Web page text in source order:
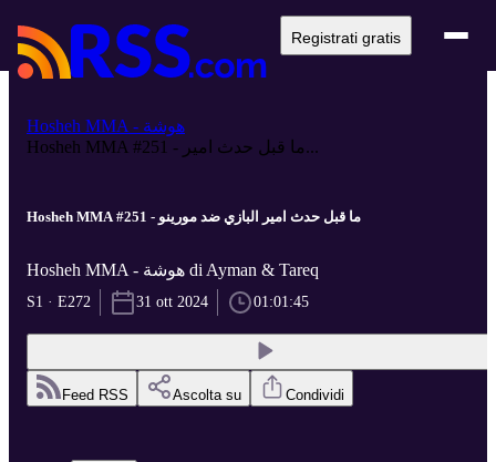
Registrati gratis
Hosheh MMA - هوشة
Hosheh MMA #251 - ما قبل حدث امير...
Hosheh MMA #251 - ما قبل حدث امير البازي ضد مورينو
Hosheh MMA - هوشة di Ayman & Tareq
S1 · E272 31 ott 2024 01:01:45
Feed RSS Ascolta su Condividi